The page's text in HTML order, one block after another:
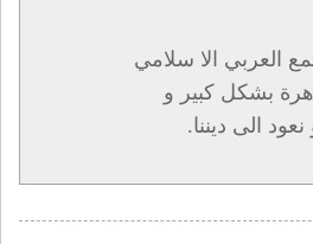
العربي الا سلامي
بشكل كبير و
الى ديننا.